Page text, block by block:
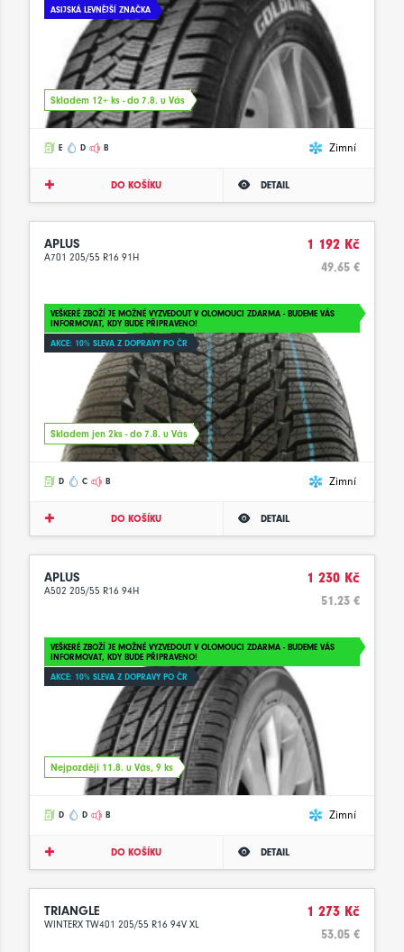
ASIJSKÁ LEVNĚJŠÍ ZNAČKA
Skladem 12+ ks - do 7.8. u Vás
E D B Zimní
DO KOŠÍKU DETAIL
APLUS
A701 205/55 R16 91H
1 192 Kč
49.65 €
VEŠKERÉ ZBOŽÍ JE MOŽNÉ VYZVEDOUT V OLOMOUCI ZDARMA - BUDEME VÁS
INFORMOVAT, KDY BUDE PŘIPRAVENO!
AKCE: 10% SLEVA Z DOPRAVY PO ČR
Skladem jen 2ks - do 7.8. u Vás
D C B Zimní
DO KOŠÍKU DETAIL
APLUS
A502 205/55 R16 94H
1 230 Kč
51.23 €
VEŠKERÉ ZBOŽÍ JE MOŽNÉ VYZVEDOUT V OLOMOUCI ZDARMA - BUDEME VÁS
INFORMOVAT, KDY BUDE PŘIPRAVENO!
AKCE: 10% SLEVA Z DOPRAVY PO ČR
Nejpozději 11.8. u Vás, 9 ks
D D B Zimní
DO KOŠÍKU DETAIL
TRIANGLE
WINTERX TW401 205/55 R16 94V XL
1 273 Kč
53.05 €